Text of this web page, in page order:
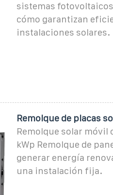
sistemas
cómo garantizan
instalaciones solares.
Remolque de placas
Remolque solar móvil
kWp Remolque de
generar energía
una instalación fija.